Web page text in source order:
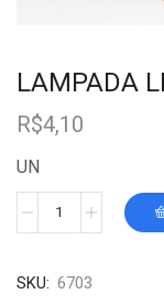
LAMPADA
R$4,10
UN
SKU: 6703